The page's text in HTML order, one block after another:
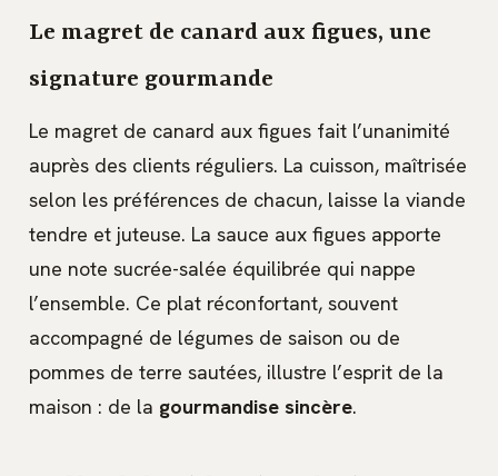
Le magret de canard aux figues, une
signature gourmande
Le magret de canard aux figues fait l’unanimité
auprès des clients réguliers. La cuisson, maîtrisée
selon les préférences de chacun, laisse la viande
tendre et juteuse. La sauce aux figues apporte
une note sucrée-salée équilibrée qui nappe
l’ensemble. Ce plat réconfortant, souvent
accompagné de légumes de saison ou de
pommes de terre sautées, illustre l’esprit de la
maison : de la gourmandise sincère.